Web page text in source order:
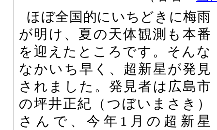
ほぼ全国的にいちどきに梅雨
が明け、夏の天体観測も本番
を迎えたところです。そんな
なかいち早く、超新星が発見
されました。発見者は広島市
の坪井正紀（つぼいまさき）
さんで、今年1月の超新星